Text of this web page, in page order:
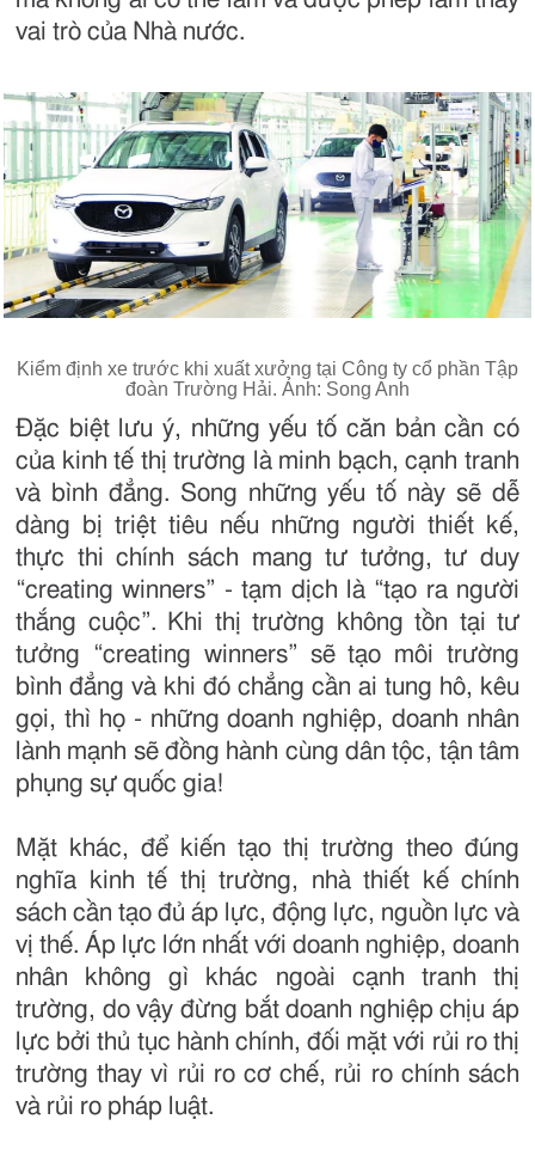
vai trò của Nhà nước.
Kiểm định xe trước khi xuất xưởng tại Công ty cổ phần Tập
đoàn Trường Hải. Ảnh: Song Anh
Đặc biệt lưu ý, những yếu tố căn bản cần có
của kinh tế thị trường là minh bạch, cạnh tranh
và bình đẳng. Song những yếu tố này sẽ dễ
dàng bị triệt tiêu nếu những người thiết kế,
thực thi chính sách mang tư tưởng, tư duy
“creating winners” - tạm dịch là “tạo ra người
thắng cuộc”. Khi thị trường không tồn tại tư
tưởng “creating winners” sẽ tạo môi trường
bình đẳng và khi đó chẳng cần ai tung hô, kêu
gọi, thì họ - những doanh nghiệp, doanh nhân
lành mạnh sẽ đồng hành cùng dân tộc, tận tâm
phụng sự quốc gia!
Mặt khác, để kiến tạo thị trường theo đúng
nghĩa kinh tế thị trường, nhà thiết kế chính
sách cần tạo đủ áp lực, động lực, nguồn lực và
vị thế. Áp lực lớn nhất với doanh nghiệp, doanh
nhân không gì khác ngoài cạnh tranh thị
trường, do vậy đừng bắt doanh nghiệp chịu áp
lực bởi thủ tục hành chính, đối mặt với rủi ro thị
trường thay vì rủi ro cơ chế, rủi ro chính sách
và rủi ro pháp luật.